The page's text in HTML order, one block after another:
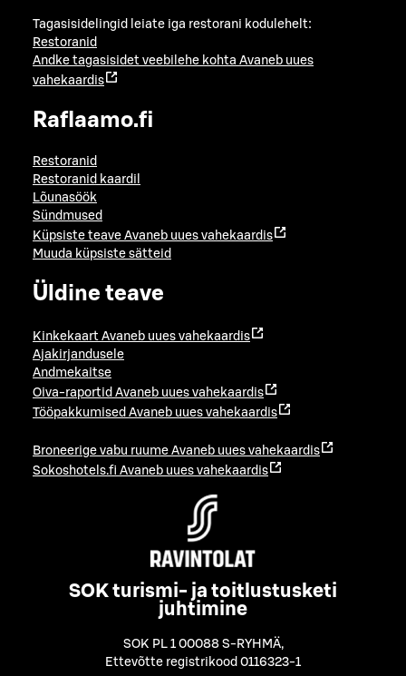
Tagasisidelingid leiate iga restorani kodulehelt:
Restoranid
Andke tagasisidet veebilehe kohta Avaneb uues
vahekaardis
Raflaamo.fi
Restoranid
Restoranid kaardil
Lõunasöök
Sündmused
Küpsiste teave Avaneb uues vahekaardis
Muuda küpsiste sätteid
Üldine teave
Kinkekaart Avaneb uues vahekaardis
Ajakirjandusele
Andmekaitse
Oiva-raportid Avaneb uues vahekaardis
Tööpakkumised Avaneb uues vahekaardis
Broneerige vabu ruume Avaneb uues vahekaardis
Sokoshotels.fi Avaneb uues vahekaardis
SOK turismi- ja toitlustusketi
juhtimine
SOK PL 1 00088 S-RYHMÄ,
Ettevõtte registrikood 0116323-1